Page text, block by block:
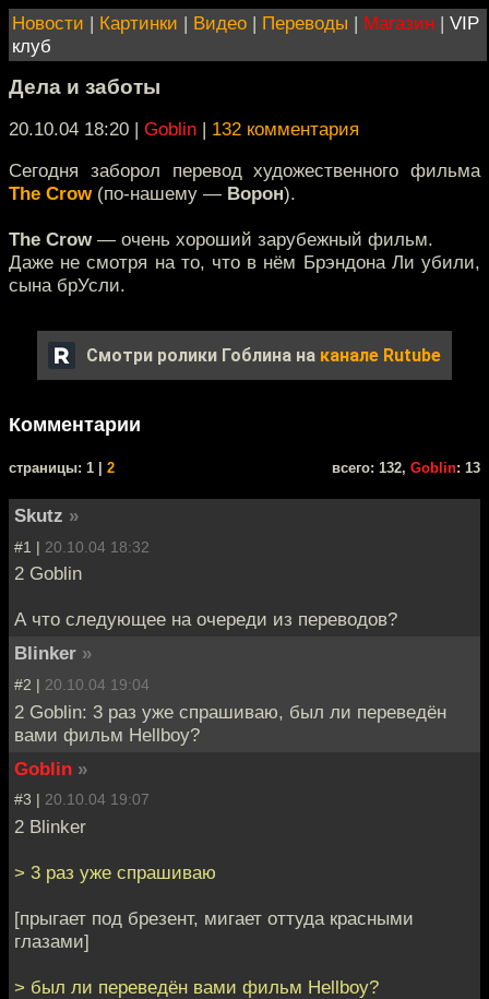
Новости | Картинки | Видео | Переводы | Магазин | VIP
клуб
Дела и заботы
20.10.04 18:20 | Goblin | 132 комментария
Сегодня заборол перевод художественного фильма
The Crow(по-нашему — Ворон).
The Crow— очень хороший зарубежный фильм.
Даже не смотря на то, что в нём Брэндона Ли убили,
сына брУсли.
Смотри ролики Гоблина на канале Rutube
Комментарии
cтраницы: 1 | 2 всего: 132, Goblin: 13
Skutz »
#1 | 20.10.04 18:32
2 Goblin
А что следующее на очереди из переводов?
Blinker »
#2 | 20.10.04 19:04
2 Goblin: 3 раз уже спрашиваю, был ли переведён
вами фильм Hellboy?
Goblin »
#3 | 20.10.04 19:07
2 Blinker
> 3 раз уже спрашиваю
[прыгает под брезент, мигает оттуда красными
глазами]
> был ли переведён вами фильм Hellboy?